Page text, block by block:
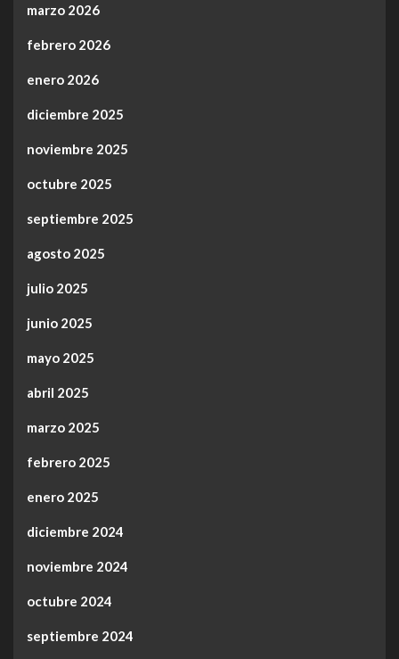
marzo 2026
febrero 2026
enero 2026
diciembre 2025
noviembre 2025
octubre 2025
septiembre 2025
agosto 2025
julio 2025
junio 2025
mayo 2025
abril 2025
marzo 2025
febrero 2025
enero 2025
diciembre 2024
noviembre 2024
octubre 2024
septiembre 2024